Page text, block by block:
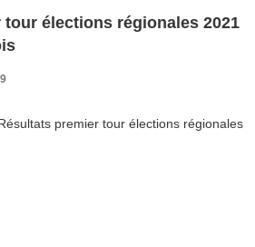
élections régionales 2021